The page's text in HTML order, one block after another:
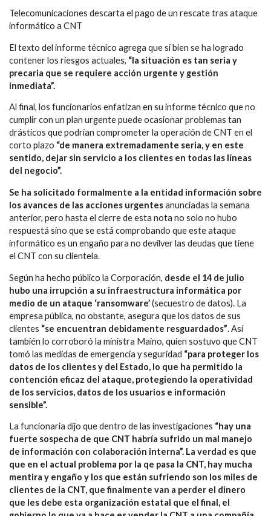
Telecomunicaciones descarta el pago de un rescate tras ataque
informático a CNT
El texto del informe técnico agrega que si bien se ha logrado
contener los riesgos actuales, “la situación es tan seria y
precaria que se requiere acción urgente y gestión
inmediata”.
Al final, los funcionarios enfatizan en su informe técnico que no
cumplir con un plan urgente puede ocasionar problemas tan
drásticos que podrían comprometer la operación de CNT en el
corto plazo “de manera extremadamente seria, y en este
sentido, dejar sin servicio a los clientes en todas las líneas
del negocio”.
Se ha solicitado formalmente a la entidad información sobre
los avances de las acciones urgentesanunciadas la semana
anterior, pero hasta el cierre de esta nota no solo no hubo
respuestá sino que se está comprobando que este ataque
informático es un engaño para no devilver las deudas que tiene
el CNT con su clientela.
Según ha hecho público la Corporación, desde el 14 de julio
hubo una irrupción a su infraestructura informática por
medio de un ataque ‘ransomware’(secuestro de datos). La
empresa pública, no obstante, asegura que los datos de sus
clientes “se encuentran debidamente resguardados”. Así
también lo corroboró la ministra Maino, quien sostuvo que CNT
tomó las medidas de emergencia y seguridad “para proteger los
datos de los clientes y del Estado, lo que ha permitido la
contención eficaz del ataque, protegiendo la operatividad
de los servicios, datos de los usuarios e información
sensible”.
La funcionaria dijo que dentro de las investigaciones “hay una
fuerte sospecha de que CNT habría sufrido un mal manejo
de información con colaboración interna”. La verdad es que
que en el actual problema por la qe pasa la CNT, hay mucha
mentira y engaño y los que están sufriendo son los miles de
clientes de la CNT, que finalmente van a perder el dinero
que les debe esta organización estatal que el final, el